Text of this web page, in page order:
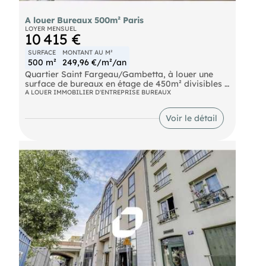
A louer Bureaux 500m² Paris
LOYER MENSUEL
10 415 €
SURFACE
500 m²
MONTANT AU M²
249,96 €/m²/an
Quartier Saint Fargeau/Gambetta, à louer une
surface de bureaux en étage de 450m² divisibles à
partir de 200m² essentiellement en espace
deux pas du métro Saint Fargeau (3b) et du tram
(T3b) . Les locaux sont aménagés, climatisés, et
peuvent bénéficier des normes d'E.R.P. Nombreux
Autoroute Boulevard Périphérique - Porte des
Lilas Bus Bus 96-61-115 Tramway Tramway Ligne
T3bis Metro Ligne 3 bis - Saint Fargeau
A LOUER IMMOBILIER D'ENTREPRISE BUREAUX
Voir le détail